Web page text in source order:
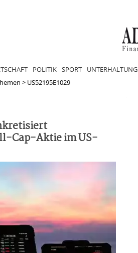
POLITIK SPORT UNTERHALTUNG
> US52195E1029
Cap-Aktie im US-